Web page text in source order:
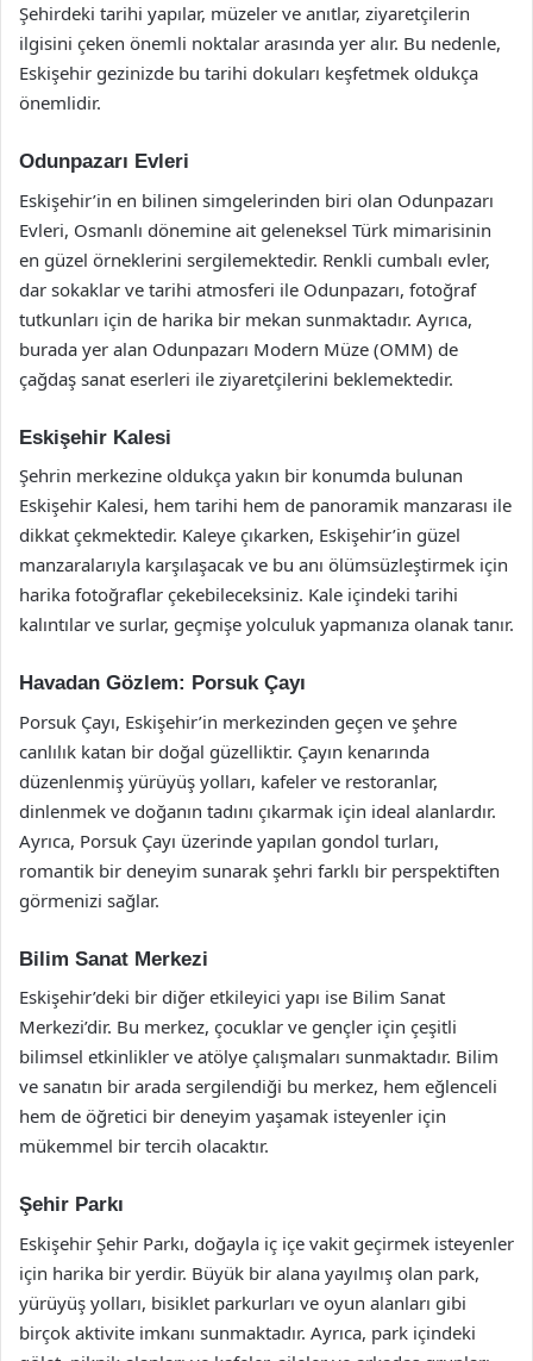
Şehirdeki tarihi yapılar, müzeler ve anıtlar, ziyaretçilerin
ilgisini çeken önemli noktalar arasında yer alır. Bu nedenle,
Eskişehir gezinizde bu tarihi dokuları keşfetmek oldukça
önemlidir.
Odunpazarı Evleri
Eskişehir’in en bilinen simgelerinden biri olan Odunpazarı
Evleri, Osmanlı dönemine ait geleneksel Türk mimarisinin
en güzel örneklerini sergilemektedir. Renkli cumbalı evler,
dar sokaklar ve tarihi atmosferi ile Odunpazarı, fotoğraf
tutkunları için de harika bir mekan sunmaktadır. Ayrıca,
burada yer alan Odunpazarı Modern Müze (OMM) de
çağdaş sanat eserleri ile ziyaretçilerini beklemektedir.
Eskişehir Kalesi
Şehrin merkezine oldukça yakın bir konumda bulunan
Eskişehir Kalesi, hem tarihi hem de panoramik manzarası ile
dikkat çekmektedir. Kaleye çıkarken, Eskişehir’in güzel
manzaralarıyla karşılaşacak ve bu anı ölümsüzleştirmek için
harika fotoğraflar çekebileceksiniz. Kale içindeki tarihi
kalıntılar ve surlar, geçmişe yolculuk yapmanıza olanak tanır.
Havadan Gözlem: Porsuk Çayı
Porsuk Çayı, Eskişehir’in merkezinden geçen ve şehre
canlılık katan bir doğal güzelliktir. Çayın kenarında
düzenlenmiş yürüyüş yolları, kafeler ve restoranlar,
dinlenmek ve doğanın tadını çıkarmak için ideal alanlardır.
Ayrıca, Porsuk Çayı üzerinde yapılan gondol turları,
romantik bir deneyim sunarak şehri farklı bir perspektiften
görmenizi sağlar.
Bilim Sanat Merkezi
Eskişehir’deki bir diğer etkileyici yapı ise Bilim Sanat
Merkezi’dir. Bu merkez, çocuklar ve gençler için çeşitli
bilimsel etkinlikler ve atölye çalışmaları sunmaktadır. Bilim
ve sanatın bir arada sergilendiği bu merkez, hem eğlenceli
hem de öğretici bir deneyim yaşamak isteyenler için
mükemmel bir tercih olacaktır.
Şehir Parkı
Eskişehir Şehir Parkı, doğayla iç içe vakit geçirmek isteyenler
için harika bir yerdir. Büyük bir alana yayılmış olan park,
yürüyüş yolları, bisiklet parkurları ve oyun alanları gibi
birçok aktivite imkanı sunmaktadır. Ayrıca, park içindeki